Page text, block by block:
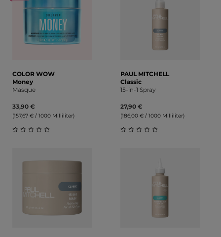
COLOR WOW
Money
Masque
33,90 €
(157,67 € / 1000 Milliliter)
PAUL MITCHELL
Classic
15-in-1 Spray
27,90 €
(186,00 € / 1000 Milliliter)